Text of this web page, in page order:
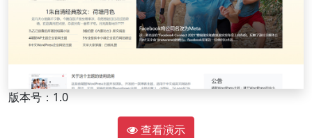
版本号：1.0
查看演示